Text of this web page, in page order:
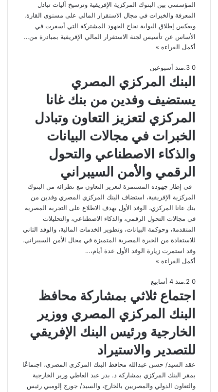
المؤسسي بين البنوك المركزية الإفريقية وترسيخ آليات تبادل
المعرفة والخبرات في مجال الاستقرار المالي على مستوى القارة.
ويعكس إطلاق البوابة نجاح الجهود المشتركة التي أسفرت في
الأساس عن تأسيس لجنة الاستقرار المالي الإفريقية بمبادرة من…
أكمل القراءة »
.منذ أسبوعين 0
البنك المركزي المصري
يستضيف وفدين من بنك غانا
المركزي لتعزيز التعاون وتبادل
الخبرات في مجالات البيانات
والذكاء الاصطناعي والتحول
الرقمي والأمن السيبراني
في إطار جهوده المستمرة لتعزيز التعاون مع نظرائه من البنوك
المركزية الإفريقية، استضاف البنك المركزي المصري وفدين من
بنك غانا المركزي، الوفد الأول بهدف الاطلاع على التجربة المصرية
في مجالات التحول الرقمي، والذكاء الاصطناعي، والتحليلات
المتقدمة، وحوكمة البيانات، وتطوير الخدمات المالية، والوفد الثاني
للاستفادة من الخبرة المصرية المتميزة في مجال الأمن السيبراني.
وقد استمرت زيارة الوفد الأول عدة أيام،…
أكمل القراءة »
.منذ 4 أسابيع 0
اجتماع ثلاثي بمشاركة محافظ
البنك المركزي المصري ووزير
الخارجية ورئيس البنك الإفريقي
للتصدير والاستيراد
عقد السيد/ حسن عبدالله محافظ البنك المركزي المصري، اجتماعًا
بمقر البنك المركزي بمشاركة د. بدر عبد العاطي وزير الخارجية
والتعاون الدولي والمصريين بالخارج، والسيد/ جورج إلومبي رئيس